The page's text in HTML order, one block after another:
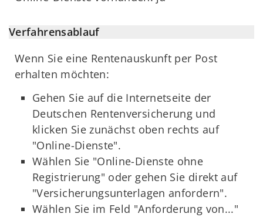
Verfahrensablauf
Wenn Sie eine Rentenauskunft per Post
erhalten möchten:
Gehen Sie auf die Internetseite der
Deutschen Rentenversicherung und
klicken Sie zunächst oben rechts auf
"Online-Dienste".
Wählen Sie "Online-Dienste ohne
Registrierung" oder gehen Sie direkt auf
"Versicherungsunterlagen anfordern".
Wählen Sie im Feld "Anforderung von..."